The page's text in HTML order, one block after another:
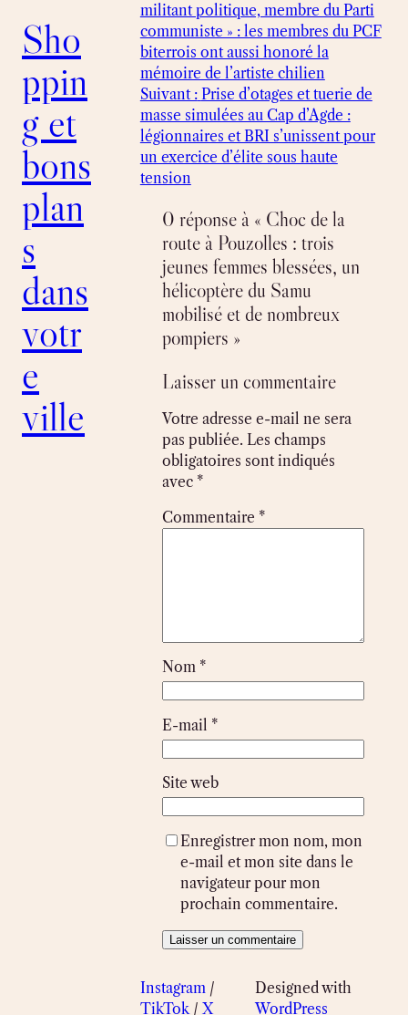
Sho
ppin
g et
bons
plan
s
dans
votr
e
ville
militant politique, membre du Parti
communiste » : les membres du PCF
biterrois ont aussi honoré la
mémoire de l’artiste chilien
Suivant : Prise d’otages et tuerie de
masse simulées au Cap d’Agde :
légionnaires et BRI s’unissent pour
un exercice d’élite sous haute
tension
0 réponse à « Choc de la
route à Pouzolles : trois
jeunes femmes blessées, un
hélicoptère du Samu
mobilisé et de nombreux
pompiers »
Laisser un commentaire
Votre adresse e-mail ne sera
pas publiée. Les champs
obligatoires sont indiqués
avec *
Commentaire *
Nom *
E-mail *
Site web
Enregistrer mon nom, mon
e-mail et mon site dans le
navigateur pour mon
prochain commentaire.
Instagram/
TikTok/ X
Designed with
WordPress